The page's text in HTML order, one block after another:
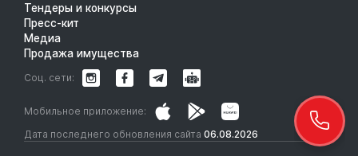
Тендеры и конкурсы
Пресс-кит
Медиа
Продажа имущества
Дата последнего обновления сайта 06.08.2026
Мобильное приложение:
Соц. сети: